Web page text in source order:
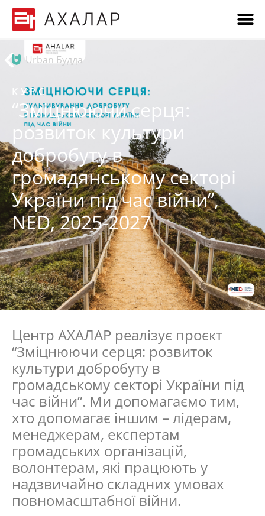
Urban Будда
КУРС
“Зміцнюючи серця:
розвиток культури
добробуту в
громадянському секторі
України під час війни”,
NED, 2025-2027
Центр АХАЛАР реалізує проєкт
“Зміцнюючи серця: розвиток
культури добробуту в
громадському секторі України під
час війни”. Ми допомагаємо тим,
хто допомагає іншим – лідерам,
менеджерам, експертам
громадських організацій,
волонтерам, які працюють у
надзвичайно складних умовах
повномасштабної війни.